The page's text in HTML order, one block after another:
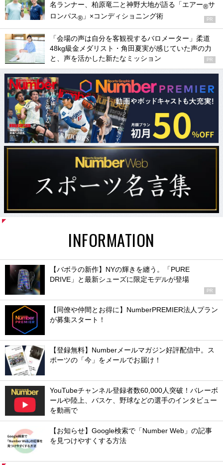
名ランナー、柏原竜二と神野大地が語る「エアー®サ
ロンパス® 」×コンディショニング術 PR
「会場の声は自分を客観視するバロメーター」柔道
48kg級金メダリスト・角田夏実が感じていた声の力
と、声を活かした新たなミッション
PR
INFORMATION
【バボラの新作】NYの輝きを纏う。「PURE
DRIVE」と最新シューズに限定モデルが登場
PR
【同僚や仲間とお得に】NumberPREMIER法人プラン
が募集スタート！
【登録無料】Numberメールマガジン好評配信中。ス
ポーツの「今」をメールでお届け！
YouTubeチャンネル登録者数60,000人突破！バレーボ
ールや陸上、バスケ、野球などの選手のインタビュー
を動画で
【お知らせ】Google検索で「Number Web」の記事
を見つけやすくする方法